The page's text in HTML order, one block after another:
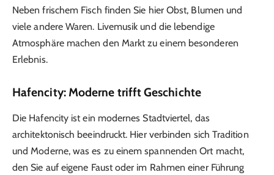
Neben frischem Fisch finden Sie hier Obst, Blumen und
viele andere Waren. Livemusik und die lebendige
Atmosphäre machen den Markt zu einem besonderen
Erlebnis.
Hafencity: Moderne trifft Geschichte
Die Hafencity ist ein modernes Stadtviertel, das
architektonisch beeindruckt. Hier verbinden sich Tradition
und Moderne, was es zu einem spannenden Ort macht,
den Sie auf eigene Faust oder im Rahmen einer Führung